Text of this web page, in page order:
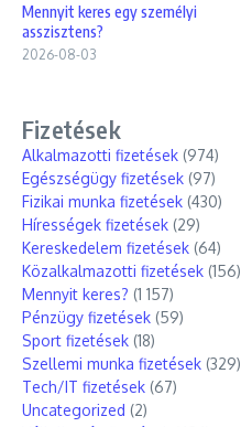
Mennyit keres egy személyi
asszisztens?
2026-08-03
Fizetések
Alkalmazotti fizetések (974)
Egészségügy fizetések (97)
Fizikai munka fizetések (430)
Hírességek fizetések (29)
Kereskedelem fizetések (64)
Közalkalmazotti fizetések (156)
Mennyit keres? (1 157)
Pénzügy fizetések (59)
Sport fizetések (18)
Szellemi munka fizetések (329)
Tech/IT fizetések (67)
Uncategorized (2)